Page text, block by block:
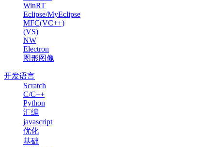
WinRT
Eclipse/MyEclipse
MFC(VC++)
(VS)
NW
Electron
图形图像
开发语言
Scratch
C/C++
Python
汇编
javascript
优化
基础